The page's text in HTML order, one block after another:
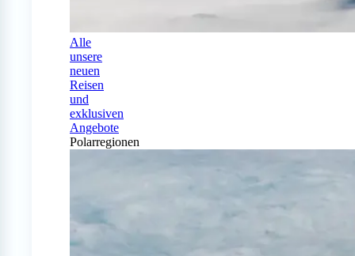
Alle
unsere
neuen
Reisen
und
exklusiven
Angebote
Polarregionen